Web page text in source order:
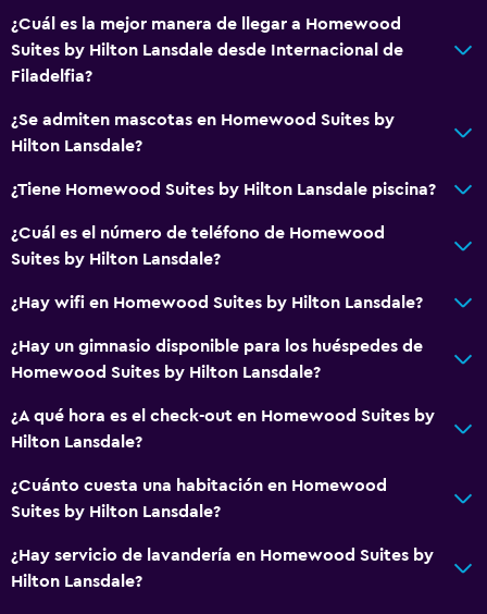
¿Cuál es la mejor manera de llegar a Homewood
Suites by Hilton Lansdale desde Internacional de
Filadelfia?
¿Se admiten mascotas en Homewood Suites by
Hilton Lansdale?
¿Tiene Homewood Suites by Hilton Lansdale piscina?
¿Cuál es el número de teléfono de Homewood
Suites by Hilton Lansdale?
¿Hay wifi en Homewood Suites by Hilton Lansdale?
¿Hay un gimnasio disponible para los huéspedes de
Homewood Suites by Hilton Lansdale?
¿A qué hora es el check-out en Homewood Suites by
Hilton Lansdale?
¿Cuánto cuesta una habitación en Homewood
Suites by Hilton Lansdale?
¿Hay servicio de lavandería en Homewood Suites by
Hilton Lansdale?